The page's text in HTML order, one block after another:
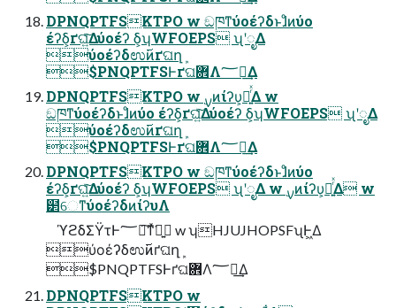
DPNQPTFSKTPO w ඞཁͳύοέʔδͱɺͦͷύο
έʔδ͕ґଘ͍ͯ͠Δύοέʔ δ͕ʮWFOEPS ʯʹೖΔ
ύοέʔδಉ࢜ͷґଘղܾ
$PNQPTFSͰґଘؔ܎Λ؅ཧ͢Δ
DPNQPTFSKTPO w ࣮ࡍͷίʔυ͕ೖ͍ͬͯΔ w
ඞཁͳύοέʔδͱɺͦͷύο έʔδ͕ґଘ͍ͯ͠Δύοέʔ δ͕ʮWFOEPS ʯʹೖΔ
ύοέʔδಉ࢜ͷґଘղܾ
$PNQPTFSͰґଘؔ܎Λ؅ཧ͢Δ
DPNQPTFSKTPO w ඞཁͳύοέʔδͱɺͦͷύο
έʔδ͕ґଘ͍ͯ͠Δύοέʔ δ͕ʮWFOEPS ʯʹೖΔ w ࣮ࡍͷίʔυ͕ೖ͍ͬͯΔ w
๲େͳύοέʔδͷίʔυΛ
ϓϩδΣΫτͰ؅ཧ͠ͳͯ͘ྑ͍ w ʮHJUJHOPSFʯͰ͖Δ
ύοέʔδಉ࢜ͷґଘղܾ
$PNQPTFSͰґଘؔ܎Λ؅ཧ͢Δ
DPNQPTFSKTPO w